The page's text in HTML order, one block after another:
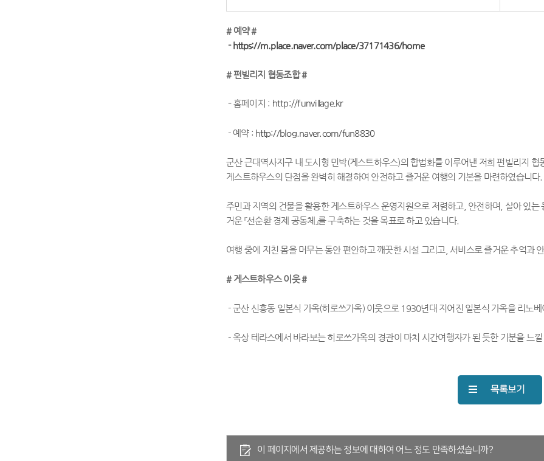
# 예약 #
-https://m.place.naver.com/place/37171436/home
# 펀빌리지 협동조합 #
- 홈페이지 : http://funvillage.kr
- 예약 : http://blog.naver.com/fun8830
군산 근대역사지구 내 도시형 민박(게스트하우스)의 합법화를 이루어낸 저희 펀빌리지
게스트하우스의 단점을 완벽히 해결하여 안전하고 즐거운 여행의 기본을 마련하였습니다.
주민과 지역의 건물을 활용한 게스트하우스 운영지원으로 저렴하고, 안전하며, 살아 있
거운 『선순환 경제 공동체』를 구축하는 것을 목표로 하고 있습니다.
여행 중에 지친 몸을 머무는 동안 편안하고 깨끗한 시설 그리고, 서비스로 즐거운 추억과
# 게스트하우스 이웃#
- 군산 신흥동 일본식 가옥(히로쓰가옥) 이웃으로 1930년대 지어진 일본식 가옥을 리노
- 옥상 테라스에서 바라보는 히로쓰가옥의 경관이 마치 시간여행자가 된 듯한 기분을 느
이 페이지에서 제공하는 정보에 대하여 어느 정도 만족하셨습니까?